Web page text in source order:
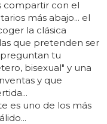
compartir con el
más abajo... el
la clásica
que pretenden ser
tu
bisexual" y una
y que
es uno de los más